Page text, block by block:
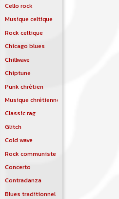
Cello rock
Musique celtique
Rock celtique
Chicago blues
Chillwave
Chiptune
Punk chrétien
Musique chrétienne contemporaine
Classic rag
Glitch
Cold wave
Rock communiste
Concerto
Contradanza
Blues traditionnel